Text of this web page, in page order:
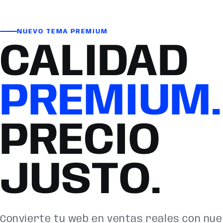
NUEVO TEMA PREMIUM
CALIDAD
PREMIUM.
PRECIO
JUSTO.
Convierte tu web en ventas reales con